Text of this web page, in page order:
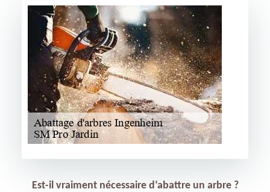
Est-il vraiment nécessaire d’abattre un arbre ?